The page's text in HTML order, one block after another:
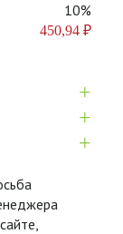
10%
450,94 ₽
+
+
+